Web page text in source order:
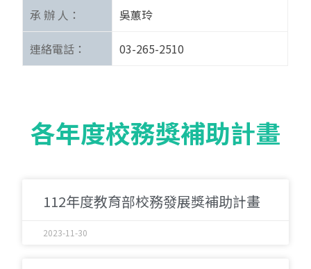
承 辦 人： 吳蕙玲
連絡電話： 03-265-2510
各年度校務獎補助計畫
112年度教育部校務發展獎補助計畫
2023-11-30